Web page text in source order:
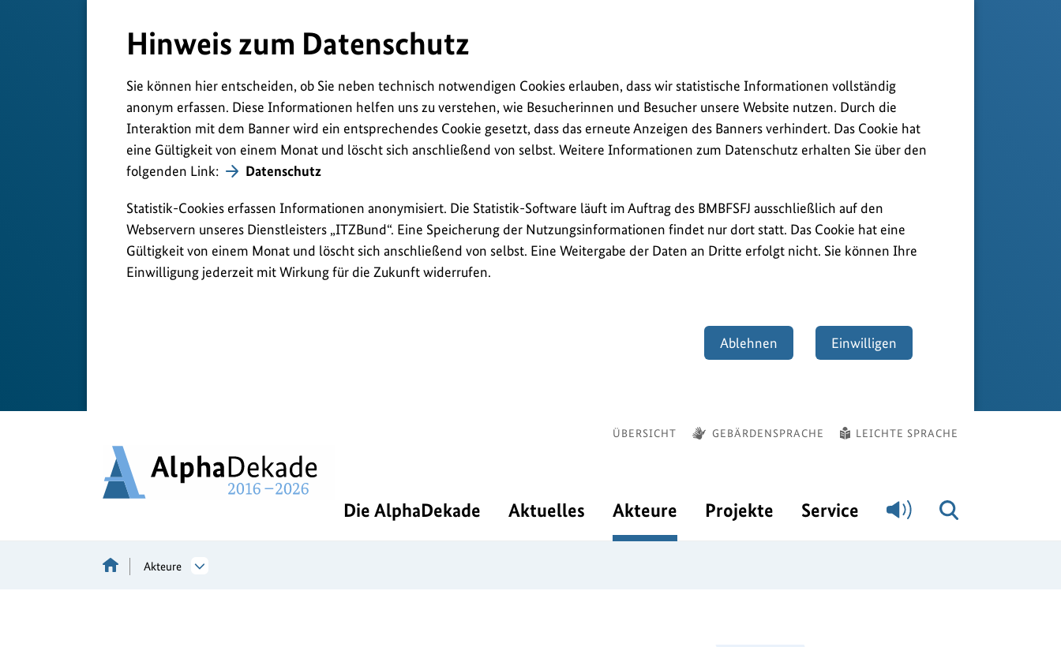
Hinweis zum Datenschutz
Sie können hier entscheiden, ob Sie neben technisch notwendigen Cookies erlauben, dass wir statistische Informationen vollständig
anonym erfassen. Diese Informationen helfen uns zu verstehen, wie Besucherinnen und Besucher unsere Website nutzen. Durch die
Interaktion mit dem Banner wird ein entsprechendes Cookie gesetzt, dass das erneute Anzeigen des Banners verhindert. Das Cookie hat
eine Gültigkeit von einem Monat und löscht sich anschließend von selbst. Weitere Informationen zum Datenschutz erhalten Sie über den
folgenden Link:
Datenschutz
Statistik-Cookies erfassen Informationen anonymisiert. Die Statistik-Software läuft im Auftrag des BMBFSFJ ausschließlich auf den
Webservern unseres Dienstleisters „ITZBund“. Eine Speicherung der Nutzungsinformationen findet nur dort statt. Das Cookie hat eine
Gültigkeit von einem Monat und löscht sich anschließend von selbst. Eine Weitergabe der Daten an Dritte erfolgt nicht. Sie können Ihre
Einwilligung jederzeit mit Wirkung für die Zukunft widerrufen.
Ablehnen Einwilligen
ÜBERSICHT GEBÄRDENSPRACHE LEICHTE SPRACHE
Die AlphaDekade Aktuelles Akteure Projekte Service
Akteure